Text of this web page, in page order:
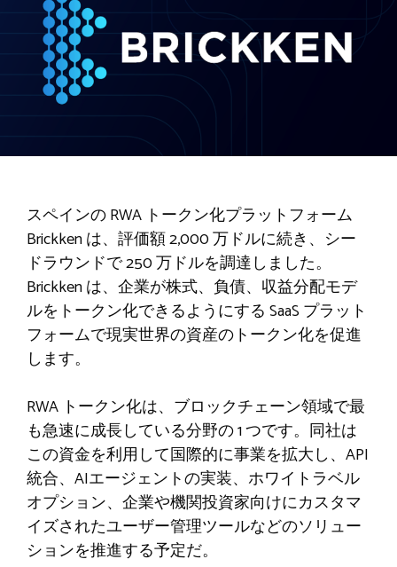
スペインの RWA トークン化プラットフォーム
Brickken は、評価額 2,000 万ドルに続き、シー
ドラウンドで 250 万ドルを調達しました。
Brickken は、企業が株式、負債、収益分配モデ
ルをトークン化できるようにする SaaS プラット
フォームで現実世界の資産のトークン化を促進
します。
RWA トークン化は、ブロックチェーン領域で最
も急速に成長している分野の 1 つです。同社は
この資金を利用して国際的に事業を拡大し、API
統合、AIエージェントの実装、ホワイトラベル
オプション、企業や機関投資家向けにカスタマ
イズされたユーザー管理ツールなどのソリュー
ションを推進する予定だ。